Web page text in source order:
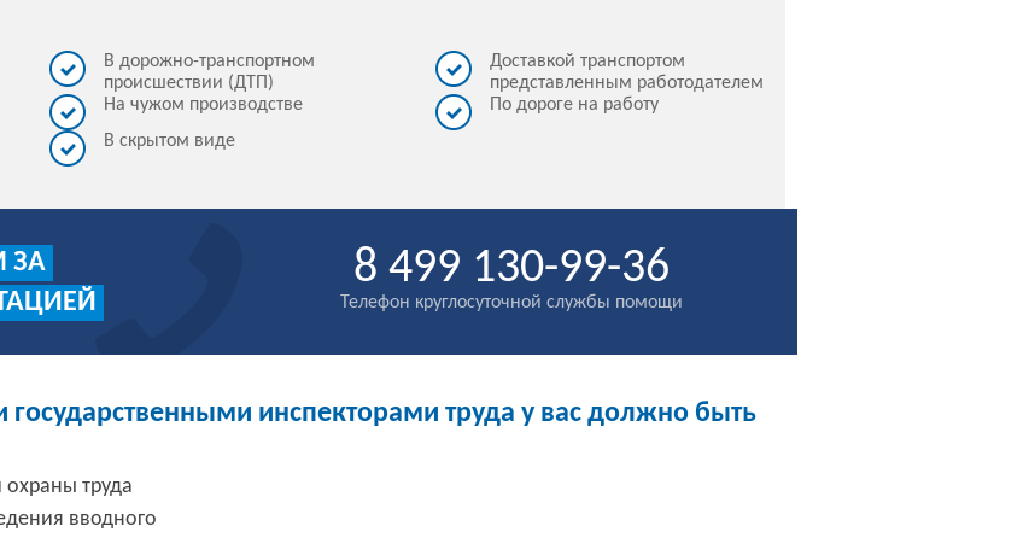
В дорожно-транспортном
происшествии (ДТП)
На чужом производстве
В скрытом виде
Доставкой транспортом
представленным работодателем
По дороге на работу
ЗА
8 499 130-99-36
Телефон круглосуточной службы помощи
государственными инспекторами труда у вас должно быть
труда
вводного